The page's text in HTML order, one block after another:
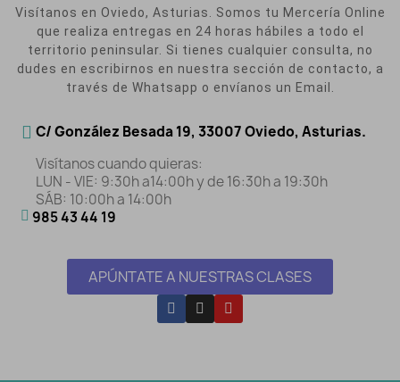
Visítanos en Oviedo, Asturias. Somos tu Mercería Online
que realiza entregas en 24 horas hábiles a todo el
territorio peninsular. Si tienes cualquier consulta, no
dudes en escribirnos en nuestra sección de contacto, a
través de Whatsapp o envíanos un Email.
C/ González Besada 19, 33007 Oviedo, Asturias.
Visítanos cuando quieras:
LUN - VIE: 9:30h a14:00h y de 16:30h a 19:30h
SÁB: 10:00h a 14:00h
985 43 44 19
APÚNTATE A NUESTRAS CLASES